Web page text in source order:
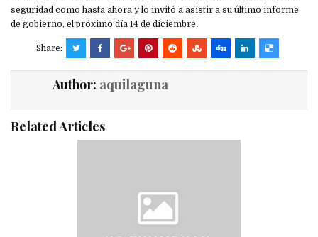
seguridad como hasta ahora y lo invitó a asistir a su último informe
de gobierno, el próximo día 14 de diciembre.
Share:
Author: aquilaguna
Related Articles